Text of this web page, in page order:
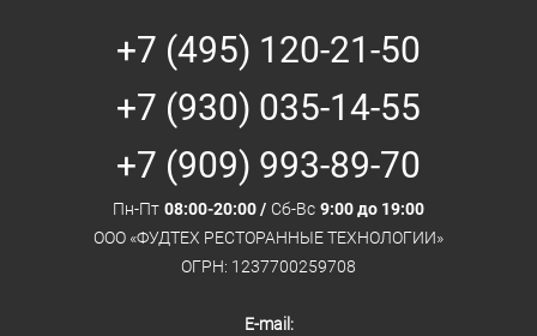
+7 (495) 120-21-50
+7 (930) 035-14-55
+7 (909) 993-89-70
Пн-Пт 08:00-20:00 / Сб-Вс 9:00 до 19:00
ООО «ФУДТЕХ РЕСТОРАННЫЕ ТЕХНОЛОГИИ»
ОГРН: 1237700259708
E-mail: